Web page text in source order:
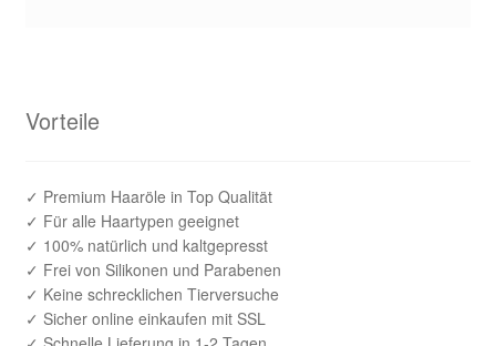
Vorteile
✓ Premium Haaröle in Top Qualität
✓ Für alle Haartypen geeignet
✓ 100% natürlich und kaltgepresst
✓ Frei von Silikonen und Parabenen
✓ Keine schrecklichen Tierversuche
✓ Sicher online einkaufen mit SSL